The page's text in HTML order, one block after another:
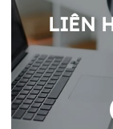
LIÊN